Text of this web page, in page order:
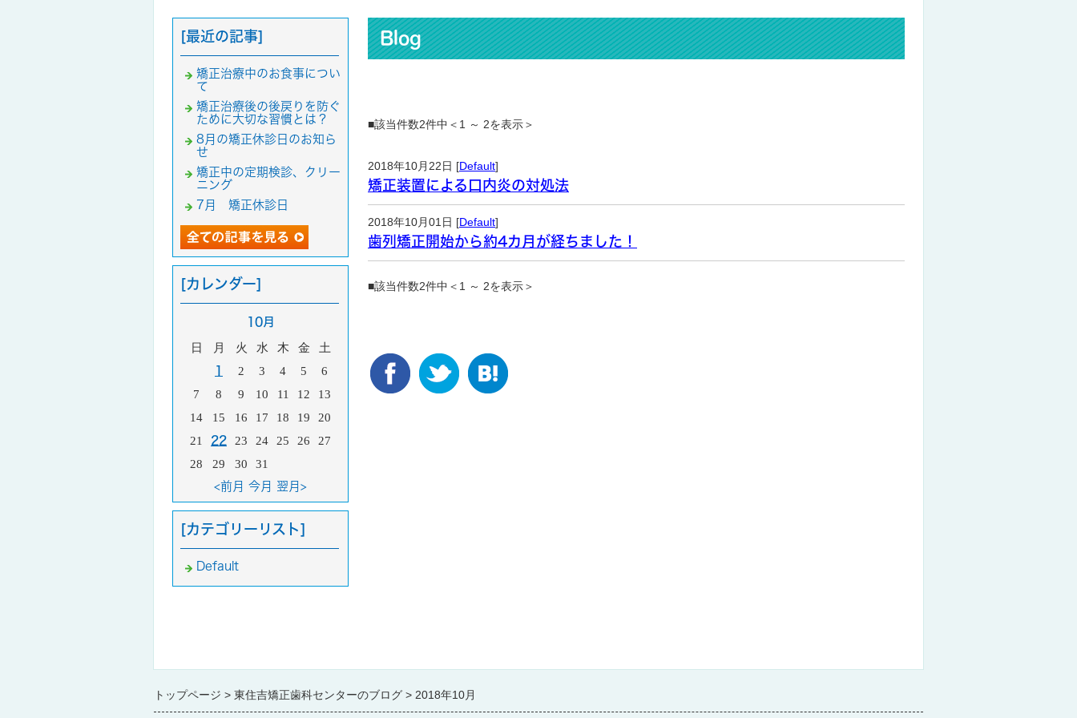
Blog
■該当件数2件中＜1 ～ 2を表示＞
2018年10月22日 [Default]
矯正装置による口内炎の対処法
2018年10月01日 [Default]
歯列矯正開始から約4カ月が経ちました！
■該当件数2件中＜1 ～ 2を表示＞
[最近の記事]
矯正治療中のお食事につい
て
矯正治療後の後戻りを防ぐ
ために大切な習慣とは？
8月の矯正休診日のお知ら
せ
矯正中の定期検診、クリー
ニング
7月 矯正休診日
[カレンダー]
10月
日 月 火 水 木 金 土
1 2 3 4 5
6
7
8 9 10 11 12
13
14
15 16 17 18 19
20
21
22 23 24 25 26
27
28
29 30 31
<前月 今月 翌月>
[カテゴリーリスト]
Default
トップページ 東住吉矯正歯科センターのブログ 2018年10月